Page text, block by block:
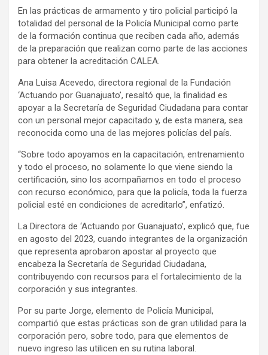
En las prácticas de armamento y tiro policial participó la
totalidad del personal de la Policía Municipal como parte
de la formación continua que reciben cada año, además
de la preparación que realizan como parte de las acciones
para obtener la acreditación CALEA.
Ana Luisa Acevedo, directora regional de la Fundación
‘Actuando por Guanajuato’, resaltó que, la finalidad es
apoyar a la Secretaría de Seguridad Ciudadana para contar
con un personal mejor capacitado y, de esta manera, sea
reconocida como una de las mejores policías del país.
“Sobre todo apoyamos en la capacitación, entrenamiento
y todo el proceso, no solamente lo que viene siendo la
certificación, sino los acompañamos en todo el proceso
con recurso económico, para que la policía, toda la fuerza
policial esté en condiciones de acreditarlo”, enfatizó.
La Directora de ‘Actuando por Guanajuato’, explicó que, fue
en agosto del 2023, cuando integrantes de la organización
que representa aprobaron apostar al proyecto que
encabeza la Secretaría de Seguridad Ciudadana,
contribuyendo con recursos para el fortalecimiento de la
corporación y sus integrantes.
Por su parte Jorge, elemento de Policía Municipal,
compartió que estas prácticas son de gran utilidad para la
corporación pero, sobre todo, para que elementos de
nuevo ingreso las utilicen en su rutina laboral.